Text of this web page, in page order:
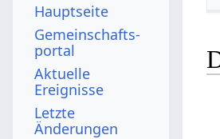
Hauptseite
Gemeinschafts­
portal
Aktuelle
Ereignisse
Letzte
Änderungen